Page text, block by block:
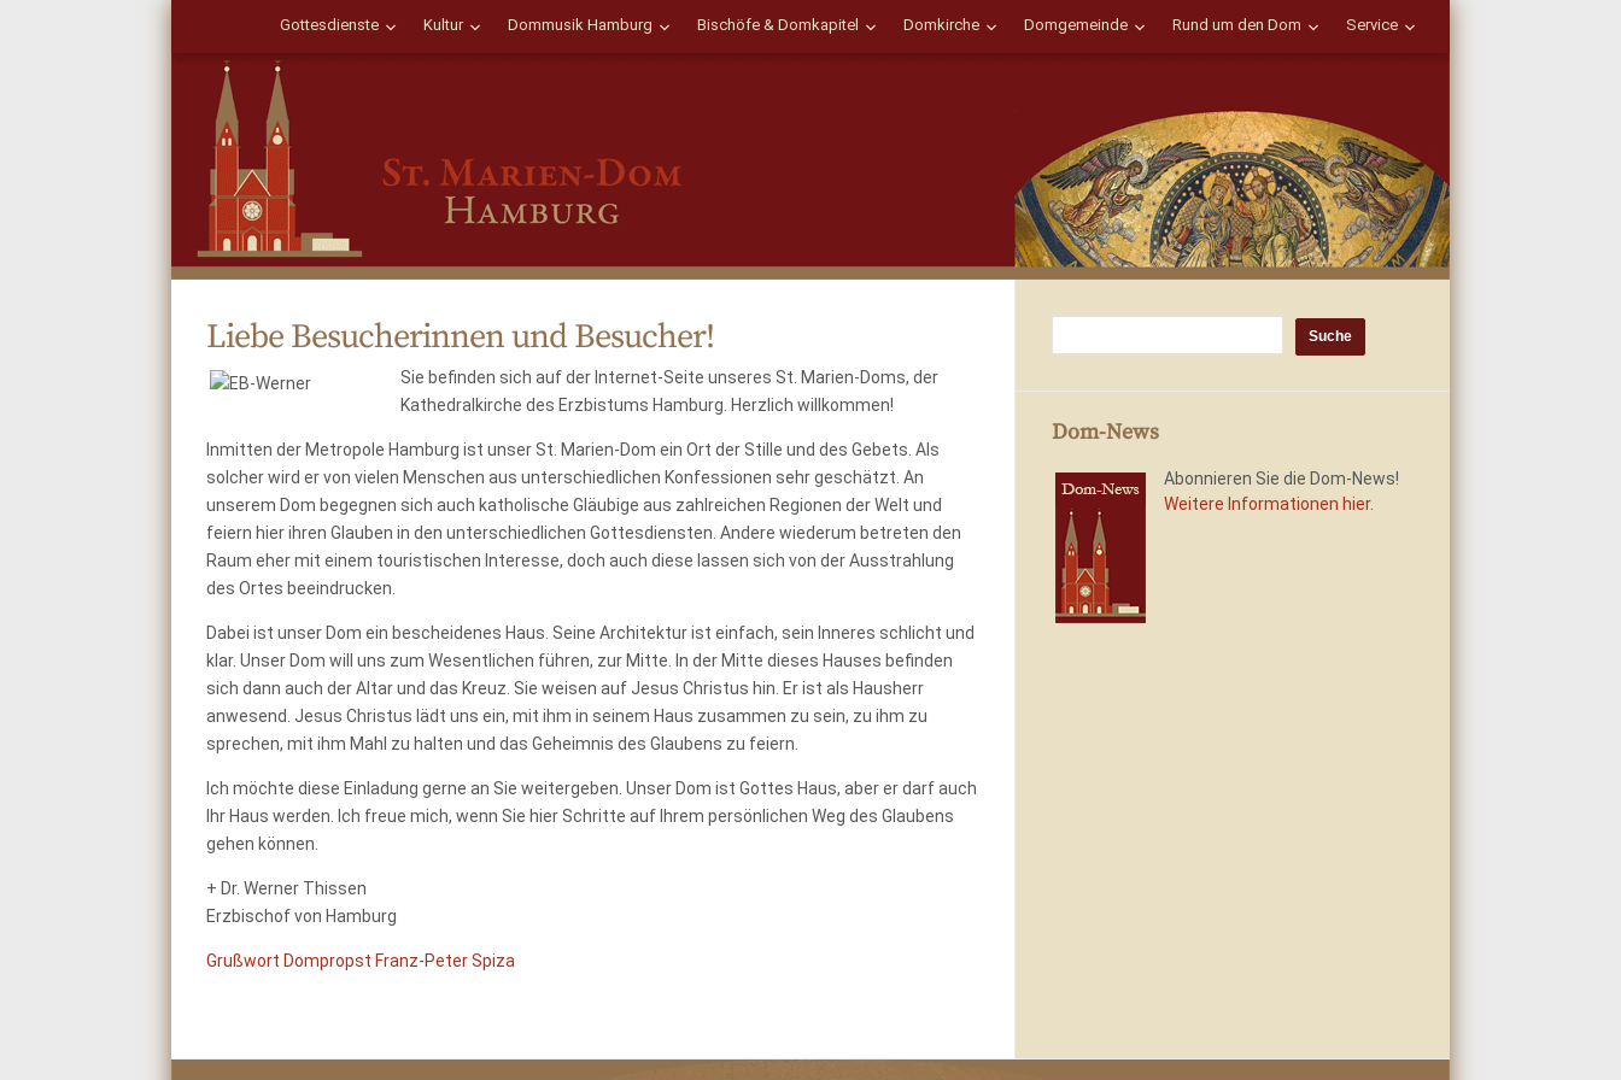
Gottesdienste Kultur Dommusik Hamburg Bischöfe & Domkapitel Domkirche Domgemeinde Rund um den Dom Service
Liebe Besucherinnen und Besucher!
Sie befinden sich auf der Internet-Seite unseres St. Marien-Doms, der
Kathedralkirche des Erzbistums Hamburg. Herzlich willkommen!
Inmitten der Metropole Hamburg ist unser St. Marien-Dom ein Ort der Stille und des Gebets. Als
solcher wird er von vielen Menschen aus unterschiedlichen Konfessionen sehr geschätzt. An
unserem Dom begegnen sich auch katholische Gläubige aus zahlreichen Regionen der Welt und
feiern hier ihren Glauben in den unterschiedlichen Gottesdiensten. Andere wiederum betreten den
Raum eher mit einem touristischen Interesse, doch auch diese lassen sich von der Ausstrahlung
des Ortes beeindrucken.
Dabei ist unser Dom ein bescheidenes Haus. Seine Architektur ist einfach, sein Inneres schlicht und
klar. Unser Dom will uns zum Wesentlichen führen, zur Mitte. In der Mitte dieses Hauses befinden
sich dann auch der Altar und das Kreuz. Sie weisen auf Jesus Christus hin. Er ist als Hausherr
anwesend. Jesus Christus lädt uns ein, mit ihm in seinem Haus zusammen zu sein, zu ihm zu
sprechen, mit ihm Mahl zu halten und das Geheimnis des Glaubens zu feiern.
Ich möchte diese Einladung gerne an Sie weitergeben. Unser Dom ist Gottes Haus, aber er darf auch
Ihr Haus werden. Ich freue mich, wenn Sie hier Schritte auf Ihrem persönlichen Weg des Glaubens
gehen können.
+ Dr. Werner Thissen
Erzbischof von Hamburg
Grußwort Dompropst Franz-Peter Spiza
Dom-News
Abonnieren Sie die Dom-News!
Weitere Informationen hier.